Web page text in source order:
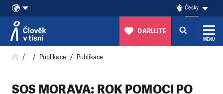
Přeskočit na obsah
Česky
DARUJTE
MENU
Publikace Publikace
SOS MORAVA: ROK POMOCI PO